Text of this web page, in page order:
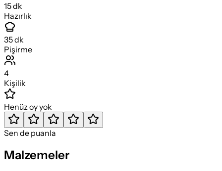
15dk
Hazırlık
35dk
Pişirme
4
Kişilik
Henüz oy yok
Sen de puanla
Malzemeler